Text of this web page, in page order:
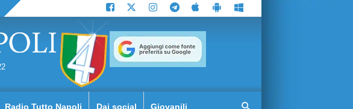
Radio Tutto Napoli Dai social Giovanili